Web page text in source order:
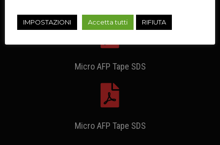
Micro AFP Tape SDS
Micro AFP Tape SDS
IMPOSTAZIONI Accetta tutti RIFIUTA